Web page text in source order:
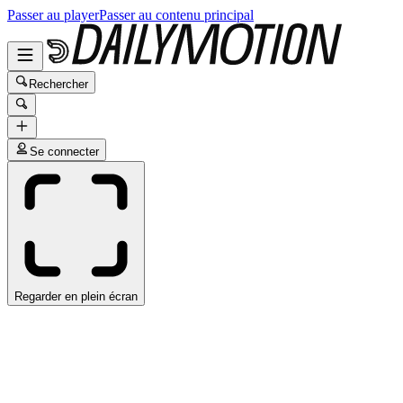
Passer au playerPasser au contenu principal
Rechercher
Se connecter
Regarder en plein écran